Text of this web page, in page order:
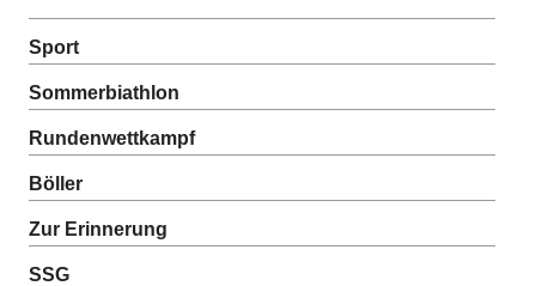
Sport
Sommerbiathlon
Rundenwettkampf
Böller
Zur Erinnerung
SSG